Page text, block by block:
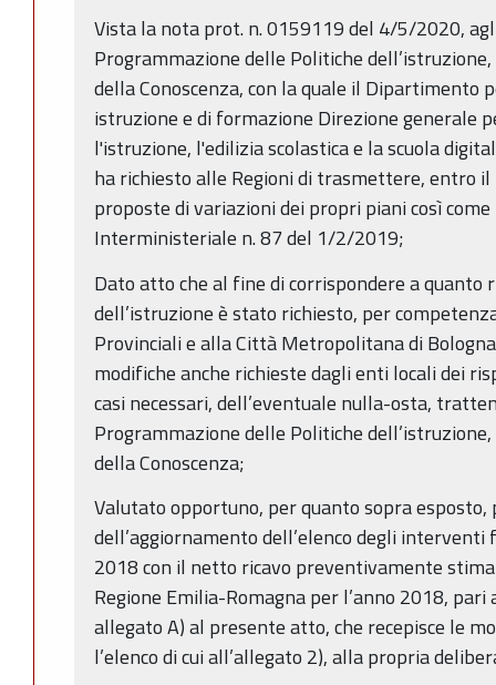
Vista la nota prot. n. 0159119 del 4/5/2020,
Programmazione delle Politiche
della Conoscenza, con la quale il Dipartimento
istruzione e di formazione Direzione generale
l'istruzione, l'edilizia scolastica e la scuola
ha richiesto alle Regioni di trasmettere, entro
proposte di variazioni dei propri piani così
Interministeriale n. 87 del 1/2/2019;
Dato atto che al fine di corrispondere a quanto
dell’istruzione è stato richiesto, per
Provinciali e alla Città Metropolitana di
modifiche anche richieste dagli enti locali dei
casi necessari, dell’eventuale nulla-osta,
Programmazione delle Politiche
della Conoscenza;
Valutato opportuno, per quanto sopra esposto,
dell’aggiornamento dell’elenco degli
2018 con il netto ricavo preventivamente
Regione Emilia-Romagna per l’anno 2018,
allegato A) al presente atto, che recepisce le
l’elenco di cui all’allegato 2), alla propria